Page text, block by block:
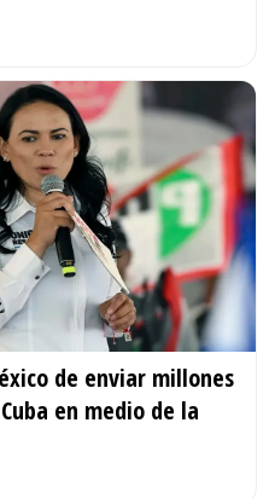
de enviar millones
en medio de la